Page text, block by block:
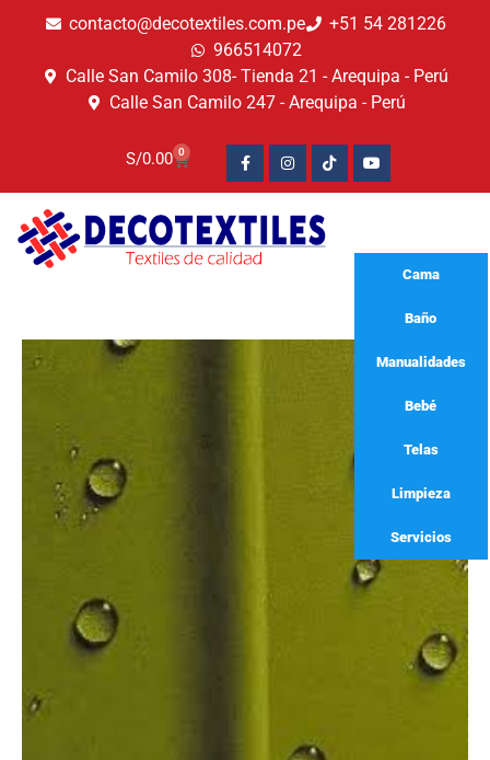
contacto@decotextiles.com.pe
+51 54 281226
966514072
Calle San Camilo 308- Tienda 21 - Arequipa - Perú
Calle San Camilo 247 - Arequipa - Perú​
S/0.00 0
Cama
Baño
Manualidades
Bebé
Telas
Limpieza
Servicios